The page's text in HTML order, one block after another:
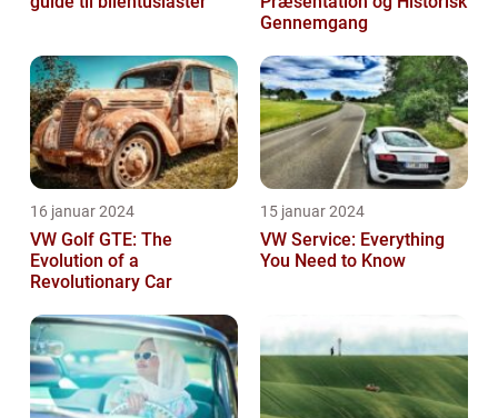
Gennemgang
16 januar 2024
VW Golf GTE: The
Evolution of a
Revolutionary Car
15 januar 2024
VW Service: Everything
You Need to Know